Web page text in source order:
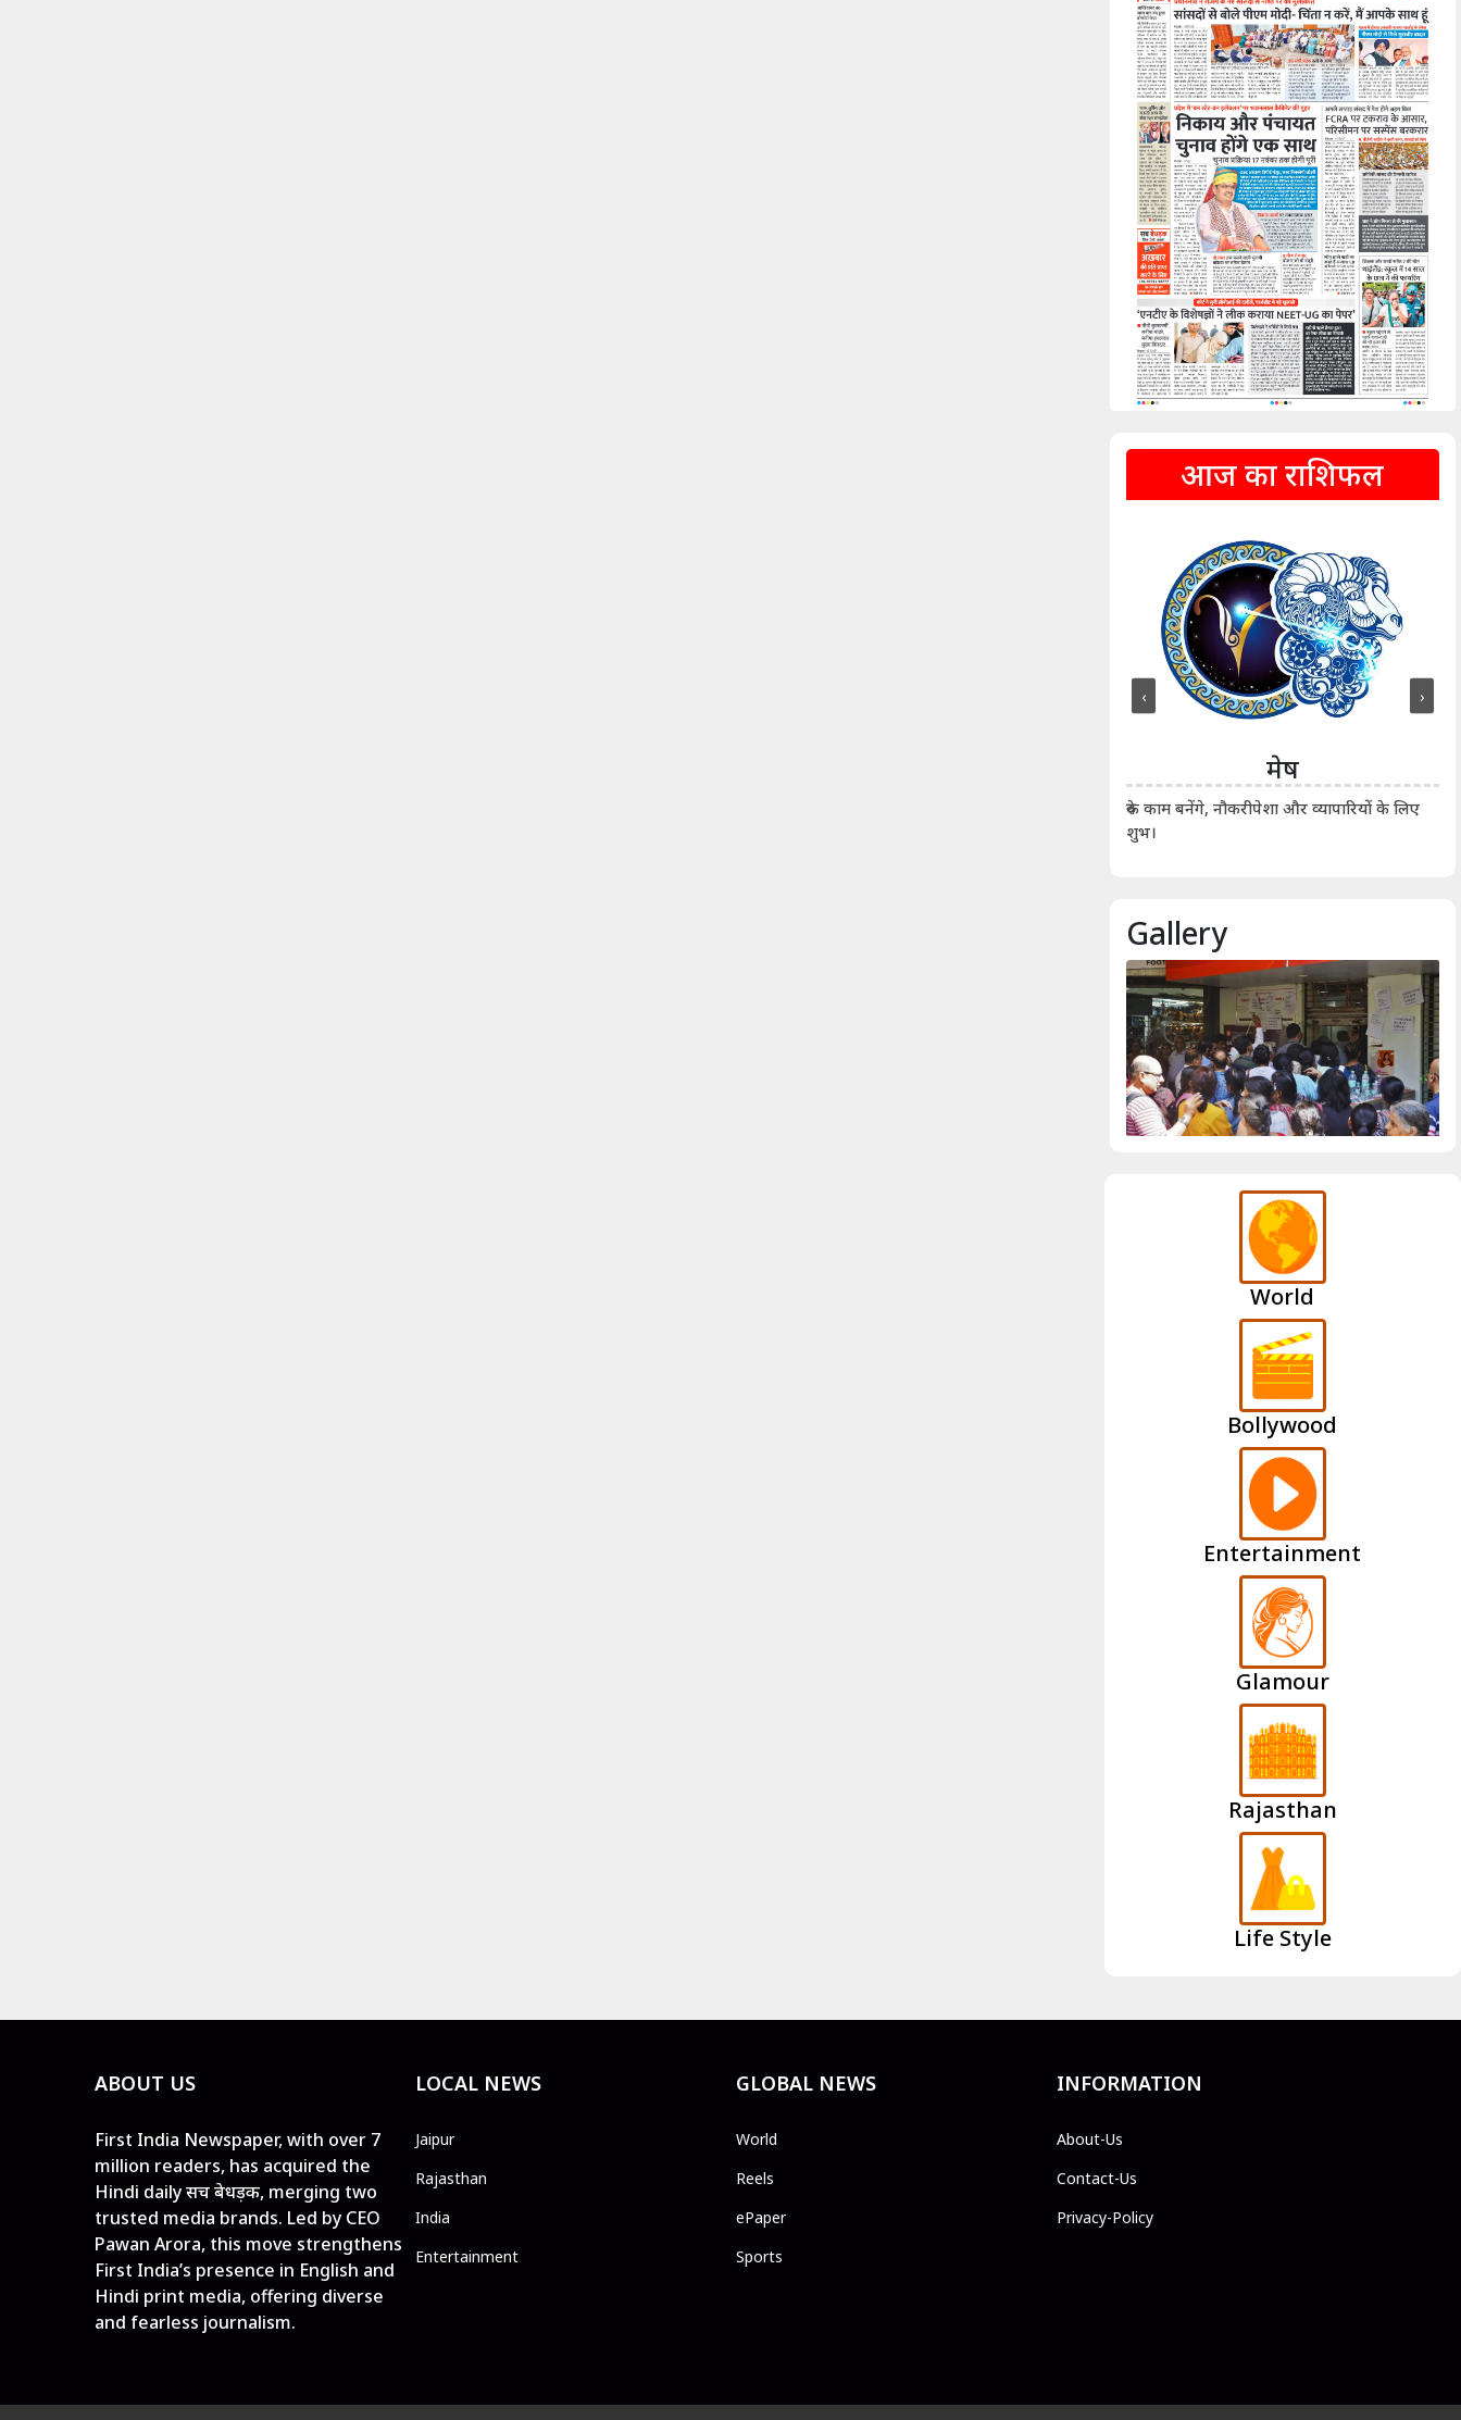
आज का राशिफल
मेष
रुके काम बनेंगे, नौकरीपेशा और व्यापारियों के लिए
शुभ।
‹ ›
Gallery
World
Bollywood
Entertainment
Glamour
Rajasthan
Life Style
ABOUT US
First India Newspaper, with over 7
million readers, has acquired the
Hindi daily सच बेधड़क, merging two
trusted media brands. Led by CEO
Pawan Arora, this move strengthens
First India’s presence in English and
Hindi print media, offering diverse
and fearless journalism.
LOCAL NEWS
Jaipur
Rajasthan
India
Entertainment
GLOBAL NEWS
World
Reels
ePaper
Sports
INFORMATION
About-Us
Contact-Us
Privacy-Policy